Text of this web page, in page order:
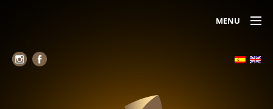
MENU
Alojamiento